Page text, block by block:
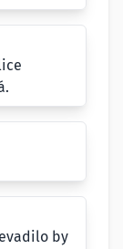
by